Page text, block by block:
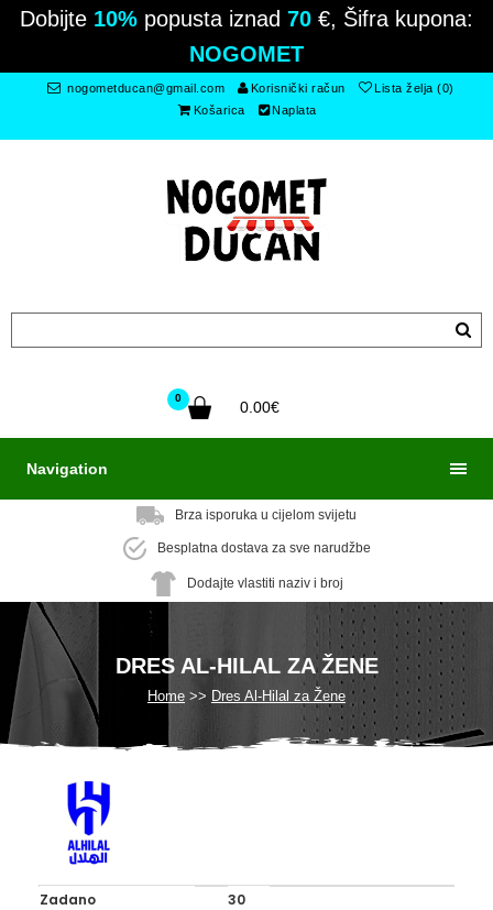
Dobijte 10% popusta iznad 70 €, Šifra kupona:
NOGOMET
nogometducan@gmail.com Korisnički račun
Lista želja (0)
Košarica
Naplata
0
0.00€
Navigation
Brza isporuka u cijelom svijetu
Besplatna dostava za sve narudžbe
Dodajte vlastiti naziv i broj
DRES AL-HILAL ZA ŽENE
Home Dres Al-Hilal za Žene